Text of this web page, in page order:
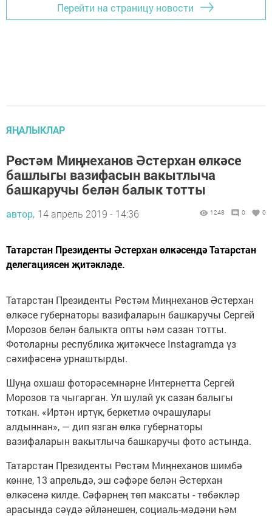
Перейти на страницу новости
ЯҢАЛЫКЛАР
Рөстәм Миңнеханов Әстерхан өлкәсе
башлыгы вазифасын вакытлыча
башкаручы белән балык тотты
автор, 14 апрель 2019 - 14:36 1248 0 0
Татарстан Президенты Әстерхан өлкәсендә Татарстан
делегациясен җитәкләде.
Татарстан Президенты Рөстәм Миңнеханов Әстерхан
өлкәсе губернаторы вазифаларын башкаручы Сергей
Морозов белән балыкта опты һәм сазан тотты.
Фотоларны республика җитәкчесе Instagramда үз
сәхифәсенә урнаштырды.
Шуңа охшаш фоторәсемнәрне Интернетта Сергей
Морозов та чыгарган. Ул шулай ук сазан балыгы
тоткан. «Иртән иртүк, беркетмә очрашулары
алдыннан», — дип язган өлкә губернаторы
вазифаларын вакытлыча башкаручы фото астында.
Татарстан Президенты Рөстәм Миңнеханов шимбә
көнне, 13 апрельдә, эш сәфәре белән Әстерхан
өлкәсенә килде. Сәфәрнең төп максаты - төбәкләр
арасында сәүдә әйләнешен, социаль-мәдәни һәм